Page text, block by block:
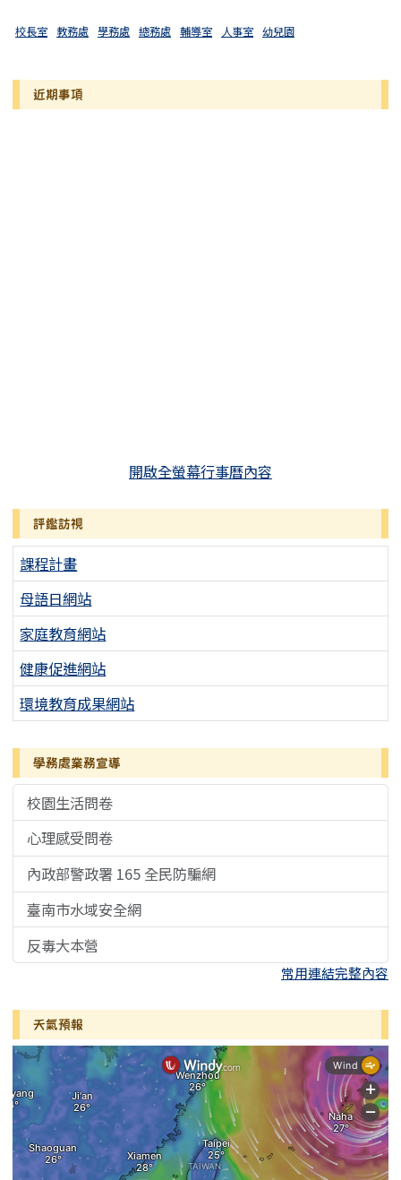
校長室 教務處 學務處 總務處 輔導室 人事室 幼兒園
近期事項
開啟全螢幕行事曆內容
評鑑訪視
課程計畫
母語日網站
家庭教育網站
健康促進網站
環境教育成果網站
學務處業務宣導
校園生活問卷
心理感受問卷
內政部警政署 165 全民防騙網
臺南市水域安全網
反毒大本營
常用連結完整內容
天氣預報